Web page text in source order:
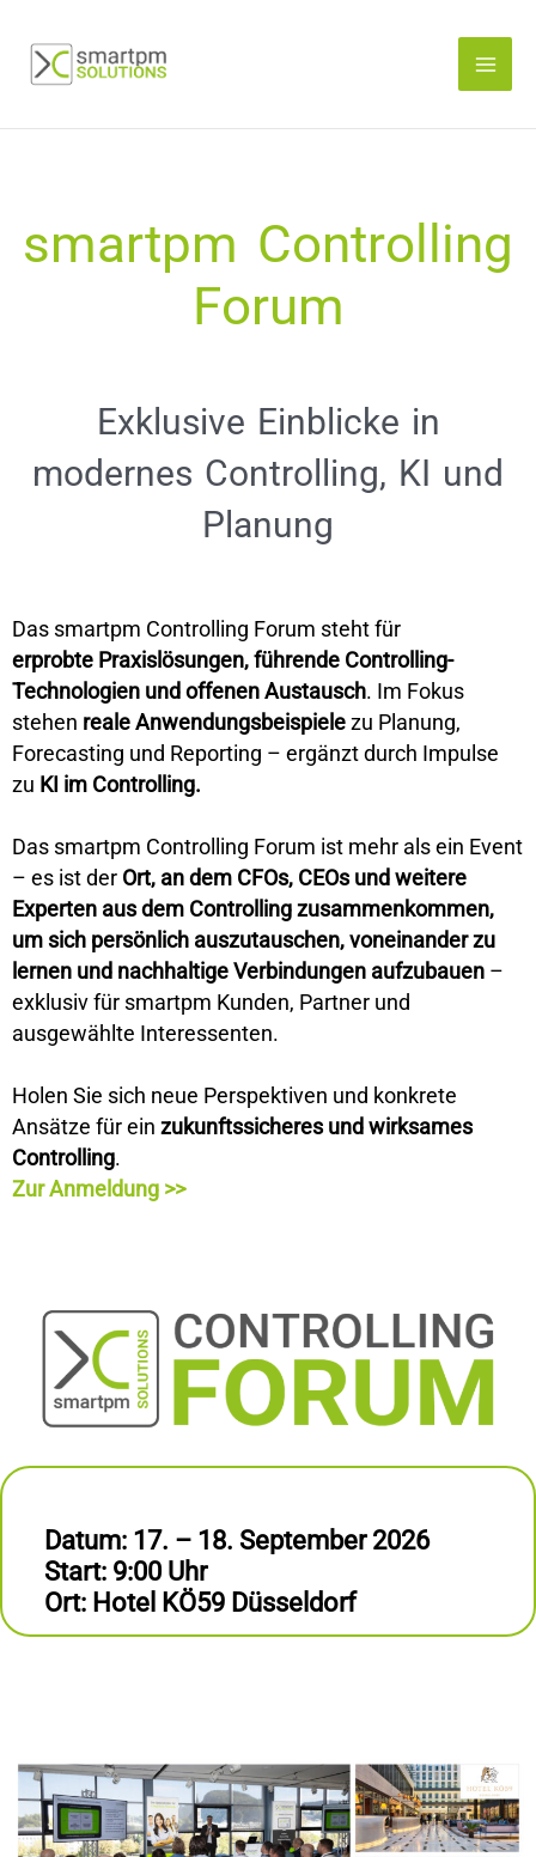
Inhalt
springen
smartpm Controlling
Forum
Exklusive Einblicke in
modernes Controlling, KI und
Planung
Das smartpm Controlling Forum steht für
erprobte Praxislösungen, führende Controlling-
Technologien und offenen Austausch. Im Fokus
stehen reale Anwendungsbeispielezu Planung,
Forecasting und Reporting – ergänzt durch Impulse
zu KI im Controlling.
Das smartpm Controlling Forum ist mehr als ein Event
– es ist der Ort, an dem CFOs, CEOs und weitere
Experten aus dem Controlling zusammenkommen,
um sich persönlich auszutauschen, voneinander zu
lernen und nachhaltige Verbindungen aufzubauen –
exklusiv für smartpm Kunden, Partner und
ausgewählte Interessenten.
Holen Sie sich neue Perspektiven und konkrete
Ansätze für ein zukunftssicheres und wirksames
Controlling.
Zur Anmeldung >>
Datum: 17. – 18. September 2026
Start: 9:00 Uhr
Ort: Hotel KÖ59 Düsseldorf